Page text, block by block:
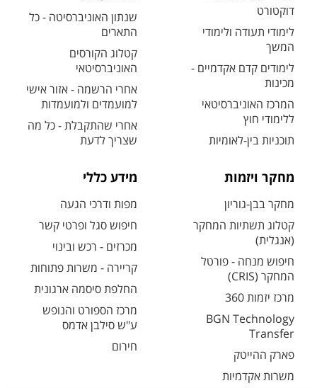
דוקטורט
לימודי תעודה ולימודי
המשך
לימודים קדם אקדמיים -
מכינות
המרכז האוניברסיטאי
ללימודי חוץ
תוכניות בין-לאומיות
שנתון האוניברסיטה - כל
התארים
קטלוג הקורסים
האוניברסיטאי
אחרי הרשמה - אזור אישי
למועמדים ולמועמדות
אחרי שהתקבלת - כל מה
שצריך לדעת
מחקר ויזמות
מחקר בבן-גוריון
קטלוג תשתיות המחקר
(אנגלית)
חיפוש מנחה - פורטל
המחקר (CRIS)
מרכז יזמות 360
BGN Technology
Transfer
פארק ההייטק
משרות אקדמיות
מידע כללי
מפות ודרכי הגעה
חיפוש סגל ופרטי קשר
מכרזים - רכש ובינוי
קריירה - משרות פתוחות
החלפת סיסמה ארגונית
מרכז הספורט והנופש
ע"ש סילבן אדמס
חירום